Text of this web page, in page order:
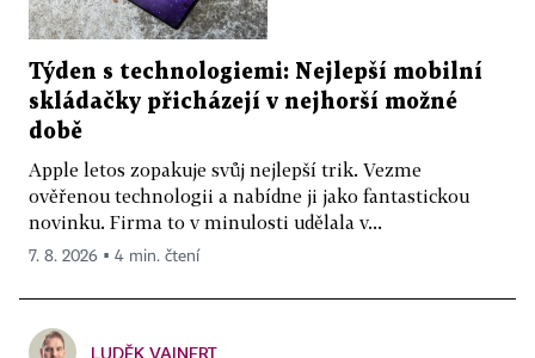
Týden s technologiemi: Nejlepší mobilní
skládačky přicházejí v nejhorší možné
době
Apple letos zopakuje svůj nejlepší trik. Vezme
ověřenou technologii a nabídne ji jako fantastickou
novinku. Firma to v minulosti udělala v...
7. 8. 2026 ▪ 4 min. čtení
LUDĚK VAINERT